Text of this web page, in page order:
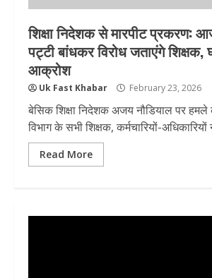
शिक्षा निदेशक से मारपीट प्रकरण:
पट्टी बांधकर विरोध जताएंगे
आक्रोश
Uk Fast Khabar February 23, 2026
बेसिक शिक्षा निदेशक अजय नौडियाल पर हमले
विभाग के सभी शिक्षक, कर्मचारियों-अधिकारियों
Read More